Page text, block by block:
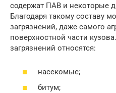
содержат ПАВ и некоторые
Благодаря такому составу
загрязнений, даже самого
поверхностной части
загрязнений относятся:
насекомые;
битум;